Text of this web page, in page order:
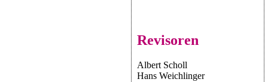
Revisoren
Albert Scholl
Hans Weichlinger